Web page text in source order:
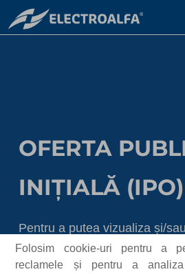
Folosim cookie-uri pentru a
reclamele și pentru a
OFERTA
INIȚIALĂ (IPO)
Pentru a putea vizualiza și/
documentele referitoare la
selectați țara din care accesați